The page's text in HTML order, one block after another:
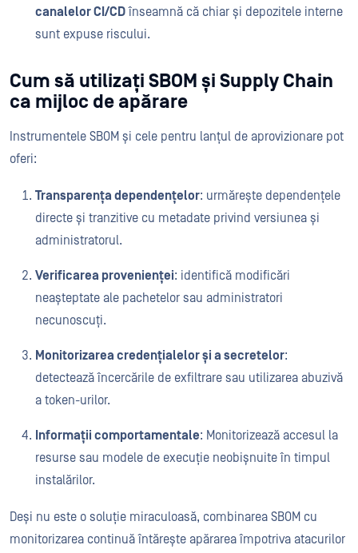
canalelor CI/CDînseamnă că chiar și depozitele interne
sunt expuse riscului.
Cum să utilizați SBOM și Supply Chain
ca mijloc de apărare
Instrumentele SBOM și cele pentru lanțul de aprovizionare pot
oferi:
Transparența dependențelor: urmărește dependențele
directe și tranzitive cu metadate privind versiunea și
administratorul.
Verificarea provenienței: identifică modificări
neașteptate ale pachetelor sau administratori
necunoscuți.
Monitorizarea credențialelor și a secretelor:
detectează încercările de exfiltrare sau utilizarea abuzivă
a token-urilor.
Informații comportamentale: Monitorizează accesul la
resurse sau modele de execuție neobișnuite în timpul
instalărilor.
Deși nu este o soluție miraculoasă, combinarea SBOM cu
monitorizarea continuă întărește apărarea împotriva atacurilor